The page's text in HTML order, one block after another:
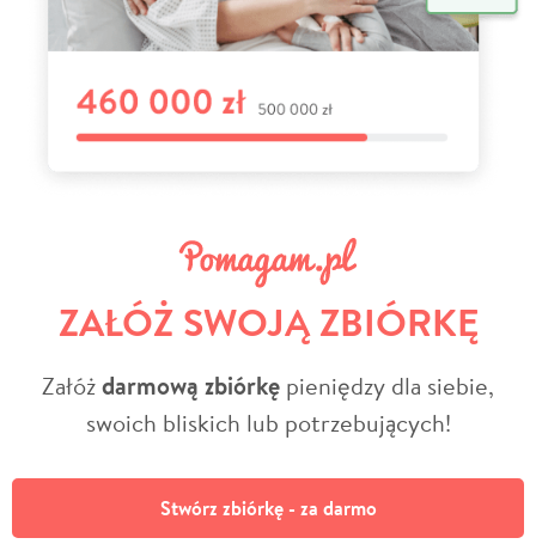
ZAŁÓŻ SWOJĄ ZBIÓRKĘ
Załóżdarmową zbiórkę pieniędzy dla siebie,
swoich bliskich lub potrzebujących!
Stwórz zbiórkę - za darmo